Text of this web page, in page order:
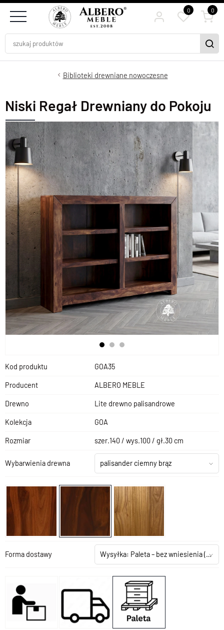
0 0
Biblioteki drewniane nowoczesne
Niski Regał Drewniany do Pokoju
Kod produktu GOA35
Producent ALBERO MEBLE
Drewno Lite drewno palisandrowe
Kolekcja GOA
Rozmiar szer.140 / wys.100 / gł.30 cm
Wybarwienia drewna palisander ciemny brąz
Forma dostawy Wysyłka: Paleta – bez wniesienia(+199,00 zł)